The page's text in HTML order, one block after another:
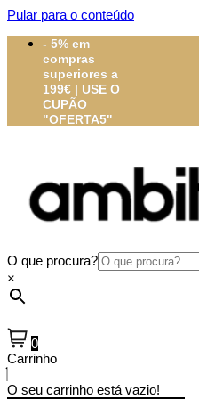
Pular para o conteúdo
- 5% em
compras
superiores a
199€ | USE O
CUPÃO
"OFERTA5"
O que procura?
×
0
Carrinho
O seu carrinho está vazio!